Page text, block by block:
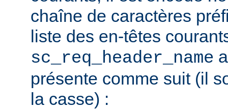
chaîne de caractères
liste des en-têtes
sc_req_header_name
présente comme suit (il
la casse) :